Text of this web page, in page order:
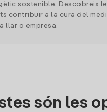
sostenible. Descobreix
contribuir a la cura del
llar o empresa.
són les